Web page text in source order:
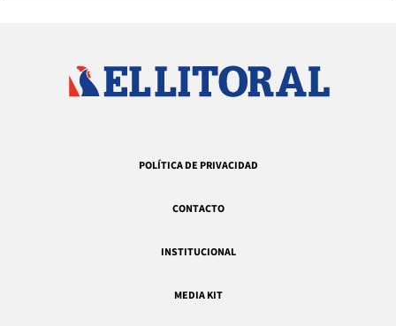
POLÍTICA DE PRIVACIDAD
CONTACTO
INSTITUCIONAL
MEDIA KIT